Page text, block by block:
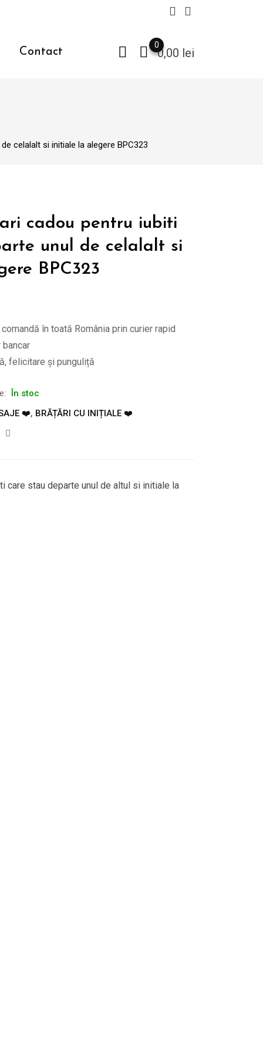
Contact 0,00 lei
0
celalalt si initiale la alegere BPC323
cadou pentru iubiti
unul de celalalt si
BPC323
în toată România prin curier rapid
felicitare și punguliță
În stoc
❤️, BRĂȚĂRI CU INIȚIALE ❤️
care stau departe unul de altul si initiale la